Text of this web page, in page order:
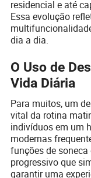
residencial e até
Essa evolução
dia a dia.
O Uso de
Vida Diária
Para muitos, um
vital da rotina
indivíduos em um
modernas
funções de
progressivo que
garantir uma